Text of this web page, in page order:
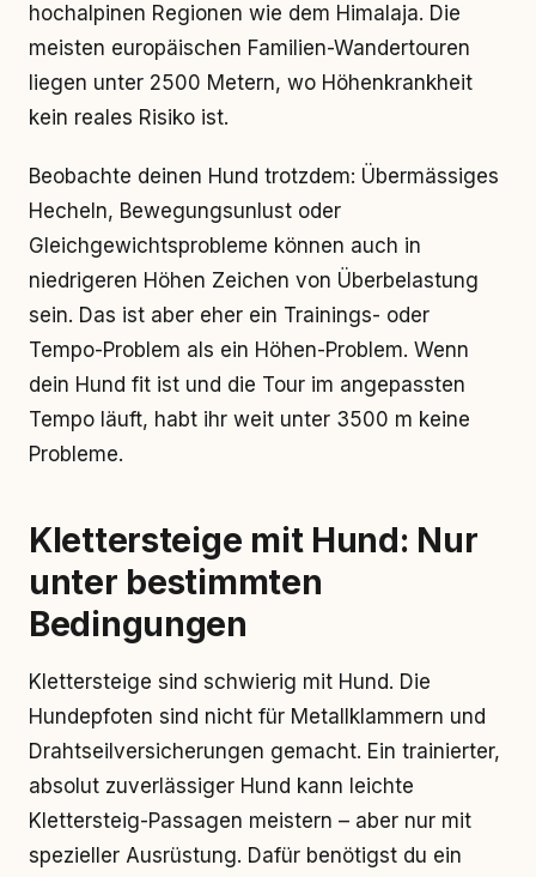
hochalpinen Regionen wie dem Himalaja. Die
meisten europäischen Familien-Wandertouren
liegen unter 2500 Metern, wo Höhenkrankheit
kein reales Risiko ist.
Beobachte deinen Hund trotzdem: Übermässiges
Hecheln, Bewegungsunlust oder
Gleichgewichtsprobleme können auch in
niedrigeren Höhen Zeichen von Überbelastung
sein. Das ist aber eher ein Trainings- oder
Tempo-Problem als ein Höhen-Problem. Wenn
dein Hund fit ist und die Tour im angepassten
Tempo läuft, habt ihr weit unter 3500 m keine
Probleme.
Klettersteige mit Hund: Nur
unter bestimmten
Bedingungen
Klettersteige sind schwierig mit Hund. Die
Hundepfoten sind nicht für Metallklammern und
Drahtseilversicherungen gemacht. Ein trainierter,
absolut zuverlässiger Hund kann leichte
Klettersteig-Passagen meistern – aber nur mit
spezieller Ausrüstung. Dafür benötigst du ein